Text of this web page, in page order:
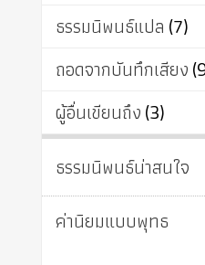
ธรรมนิพนธ์แปล (7)
ถอดจากบันทึกเสียง
ผู้อื่นเขียนถึง(3)
ธรรมนิพนธ์น่าสนใจ
ค่านิยมแบบพุทธ